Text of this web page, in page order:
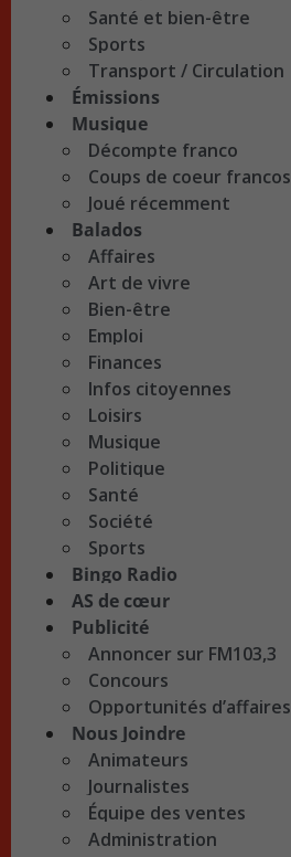
Santé et bien-être
Sports
Transport / Circulation
Émissions
Musique
Décompte franco
Coups de coeur francos
Joué récemment
Balados
Affaires
Art de vivre
Bien-être
Emploi
Finances
Infos citoyennes
Loisirs
Musique
Politique
Santé
Société
Sports
Bingo Radio
AS de cœur
Publicité
Annoncer sur FM103,3
Concours
Opportunités d’affaires
Nous Joindre
Animateurs
Journalistes
Équipe des ventes
Administration